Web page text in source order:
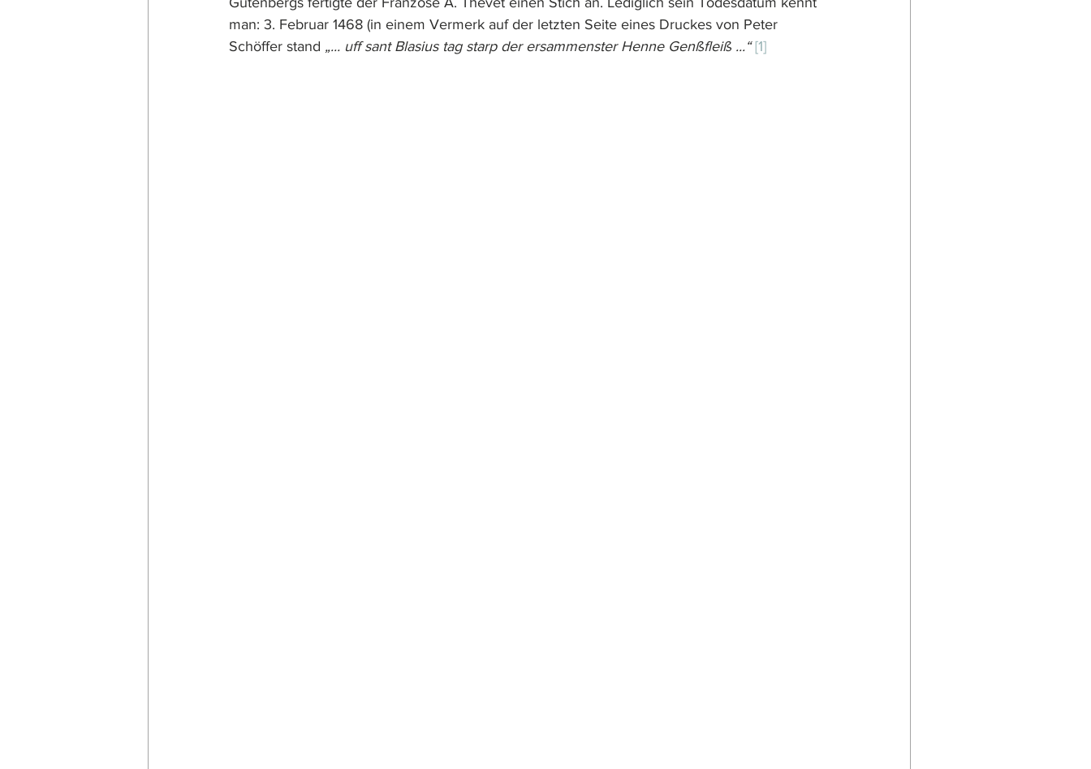
man: 3. Februar 1468 (in einem Vermerk auf der letzten Seite eines Druckes von Peter
Schöffer stand „... uff sant Blasius tag starp der ersammenster Henne Genßfleiß ...“ [1]